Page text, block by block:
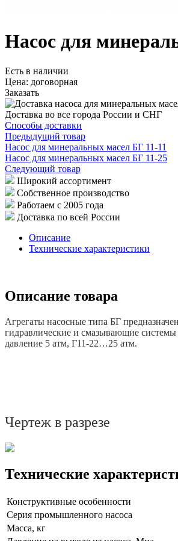
Насос для
Есть в наличии
Цена: договорная
Заказать
Доставка во все города России и СНГ
Способы доставки
Предыдущий товар
Насос для минеральных масел БГ 11-11
Насос для минеральных масел БГ 11-25
Следующий товар
Широкий ассортимент
Собственное производство
Работаем с 2005 года
Доставка по всей России
Описание
Технические характеристики
Описание товара
Агрегаты насосные типа БГ
гидравлические и смазывающие
давление 5 атм, Г11-22…25 атм.
Чертеж в разрезе
Технические
Конструктивные особенности
Серия промышленного насоса
Масса, кг